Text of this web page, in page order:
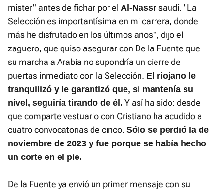
míster" antes de fichar por el Al-Nassr saudí. "La
Selección es importantísima en mi carrera, donde
más he disfrutado en los últimos años", dijo el
zaguero, que quiso asegurar con De la Fuente que
su marcha a Arabia no supondría un cierre de
puertas inmediato con la Selección. El riojano le
tranquilizó y le garantizó que, si mantenía su
nivel, seguiría tirando de él. Y así ha sido: desde
que comparte vestuario con Cristiano ha acudido a
cuatro convocatorias de cinco. Sólo se perdió la de
noviembre de 2023 y fue porque se había hecho
un corte en el pie.
De la Fuente ya envió un primer mensaje con su